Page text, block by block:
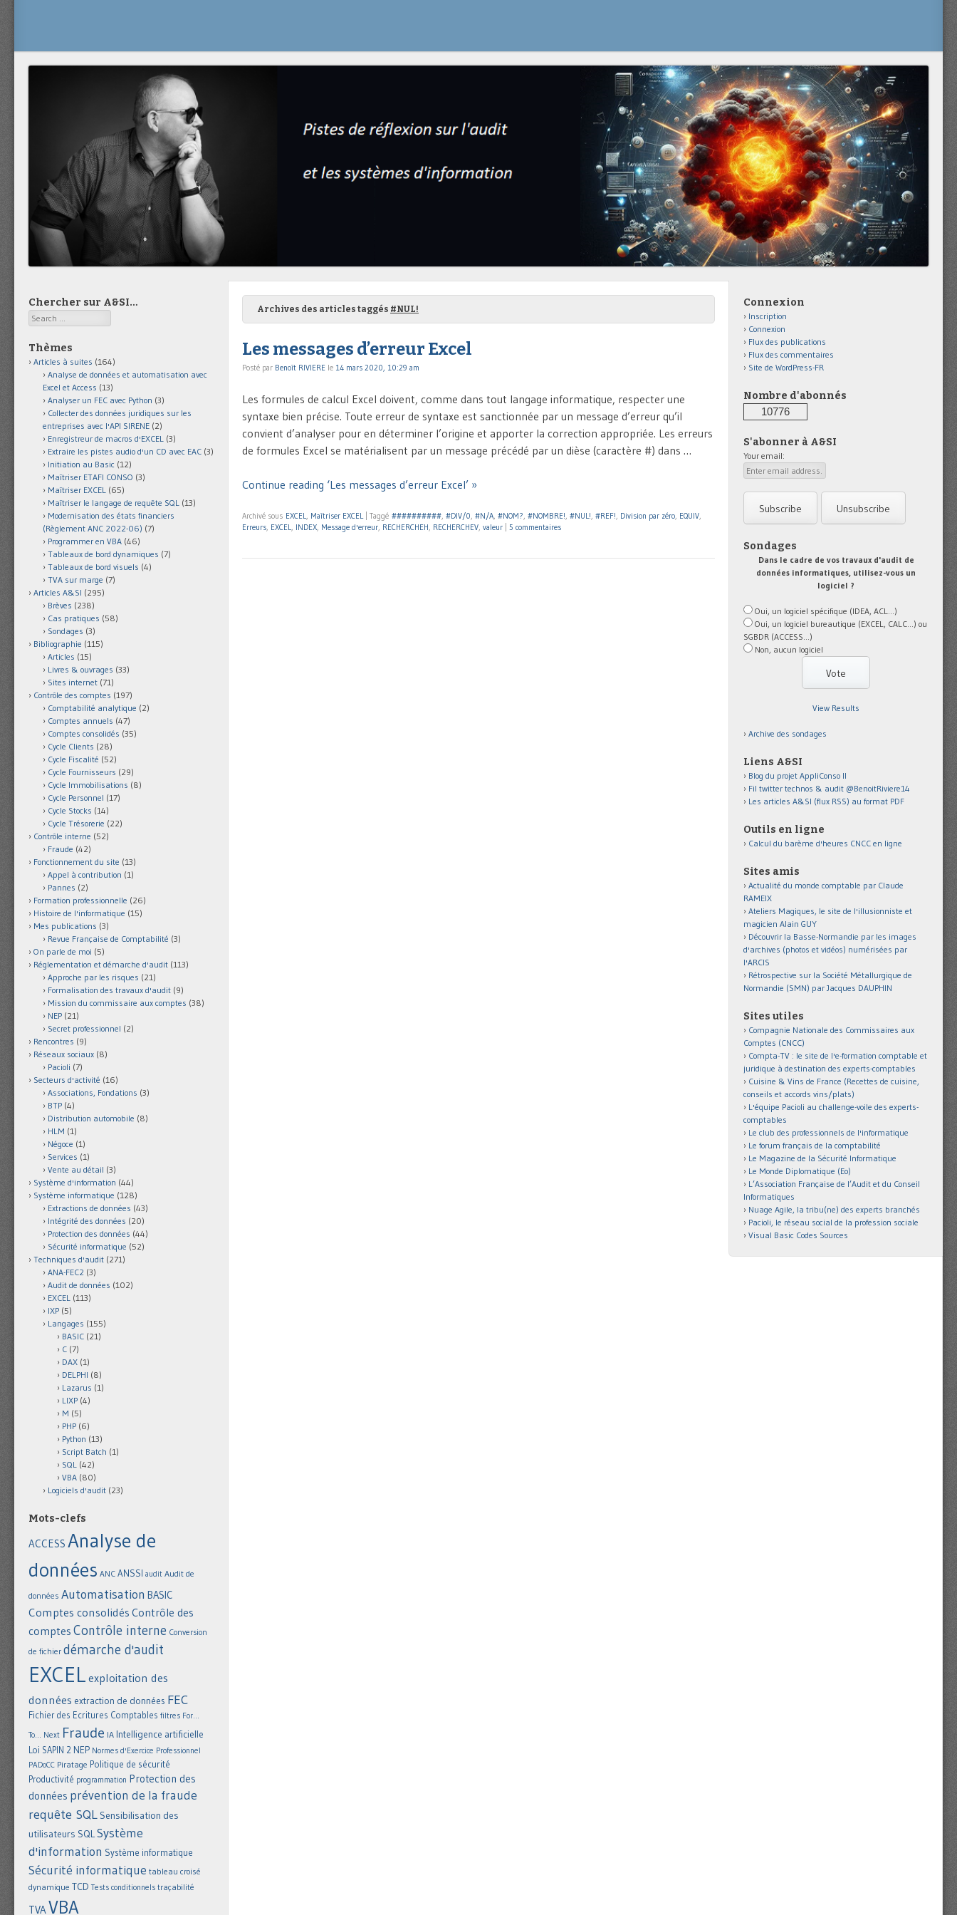
Archives des articles taggés #NUL!
Les messages d’erreur Excel
Posté par Benoît RIVIERE le 14 mars 2020, 10:29 am
Les formules de calcul Excel doivent, comme dans tout langage informatique, respecter une
syntaxe bien précise. Toute erreur de syntaxe est sanctionnée par un message d’erreur qu’il
convient d’analyser pour en déterminer l’origine et apporter la correction appropriée. Les erreurs
de formules Excel se matérialisent par un message précédé par un dièse (caractère #) dans …
Continue reading ‘Les messages d’erreur Excel’ »
Archivé sous EXCEL, Maîtriser EXCEL Taggé ##########, #DIV/0, #N/A, #NOM?, #NOMBRE!, #NUL!, #REF!, Division par zéro, EQUIV,
Erreurs, EXCEL, INDEX, Message d'erreur, RECHERCHEH, RECHERCHEV, valeur 5 commentaires
Chercher sur A&SI…
Search
Thèmes
Articles à suites (164)
Analyse de données et automatisation avec
Excel et Access (13)
Analyser un FEC avec Python (3)
Collecter des données juridiques sur les
entreprises avec l'API SIRENE (2)
Enregistreur de macros d'EXCEL (3)
Extraire les pistes audio d'un CD avec EAC (3)
Initiation au Basic (12)
Maîtriser ETAFI CONSO (3)
Maîtriser EXCEL (65)
Maîtriser le langage de requête SQL (13)
Modernisation des états financiers
(Règlement ANC 2022-06) (7)
Programmer en VBA (46)
Tableaux de bord dynamiques (7)
Tableaux de bord visuels (4)
TVA sur marge (7)
Articles A&SI (295)
Brèves (238)
Cas pratiques (58)
Sondages (3)
Bibliographie (115)
Articles (15)
Livres & ouvrages (33)
Sites internet (71)
Contrôle des comptes (197)
Comptabilité analytique (2)
Comptes annuels (47)
Comptes consolidés (35)
Cycle Clients (28)
Cycle Fiscalité (52)
Cycle Fournisseurs (29)
Cycle Immobilisations (8)
Cycle Personnel (17)
Cycle Stocks (14)
Cycle Trésorerie (22)
Contrôle interne (52)
Fraude (42)
Fonctionnement du site (13)
Appel à contribution (1)
Pannes (2)
Formation professionnelle (26)
Histoire de l'informatique (15)
Mes publications (3)
Revue Française de Comptabilité (3)
On parle de moi (5)
Réglementation et démarche d'audit (113)
Approche par les risques (21)
Formalisation des travaux d'audit (9)
Mission du commissaire aux comptes (38)
NEP (21)
Secret professionnel (2)
Rencontres (9)
Réseaux sociaux (8)
Pacioli (7)
Secteurs d'activité (16)
Associations, Fondations (3)
BTP (4)
Distribution automobile (8)
HLM (1)
Négoce (1)
Services (1)
Vente au détail (3)
Système d'information (44)
Système informatique (128)
Extractions de données (43)
Intégrité des données (20)
Protection des données (44)
Sécurité informatique (52)
Techniques d'audit (271)
ANA-FEC2 (3)
Audit de données (102)
EXCEL (113)
IXP (5)
Langages (155)
BASIC (21)
C (7)
DAX (1)
DELPHI (8)
Lazarus (1)
LIXP (4)
M (5)
PHP (6)
Python (13)
Script Batch (1)
SQL (42)
VBA (80)
Logiciels d'audit (23)
Mots-clefs
ACCESS Analyse de
données ANC ANSSI audit Audit de
données Automatisation BASIC
Comptes consolidés Contrôle des
comptes Contrôle interne Conversion
de fichier démarche d'audit
EXCEL exploitation des
données extraction de données FEC
Fichier des Ecritures Comptables filtres For...
To... Next Fraude IA Intelligence artificielle
Loi SAPIN 2 NEP Normes d'Exercice Professionnel
PADoCC Piratage Politique de sécurité
Productivité programmation Protection des
données prévention de la fraude
requête SQL Sensibilisation des
utilisateurs SQLSystème
d'information Système informatique
Sécurité informatique tableau croisé
dynamique TCD Tests conditionnels traçabilité
TVAVBA
Connexion
Inscription
Connexion
Flux des publications
Flux des commentaires
Site de WordPress-FR
Nombre d'abonnés
10776
S'abonner à A&SI
Your email:
Sondages
Dans le cadre de vos travaux d'audit de
données informatiques, utilisez-vous un
logiciel ?
Oui, un logiciel spécifique (IDEA, ACL...)
Oui, un logiciel bureautique (EXCEL, CALC...) ou
SGBDR (ACCESS...)
Non, aucun logiciel
View Results
Archive des sondages
Liens A&SI
Blog du projet AppliConso II
Fil twitter technos & audit @BenoitRiviere14
Les articles A&SI (flux RSS) au format PDF
Outils en ligne
Calcul du barème d'heures CNCC en ligne
Sites amis
Actualité du monde comptable par Claude
RAMEIX
Ateliers Magiques, le site de l'illusionniste et
magicien Alain GUY
Découvrir la Basse-Normandie par les images
d'archives (photos et vidéos) numérisées par
l'ARCIS
Rétrospective sur la Société Métallurgique de
Normandie (SMN) par Jacques DAUPHIN
Sites utiles
Compagnie Nationale des Commissaires aux
Comptes (CNCC)
Compta-TV : le site de l'e-formation comptable et
juridique à destination des experts-comptables
Cuisine & Vins de France (Recettes de cuisine,
conseils et accords vins/plats)
L'équipe Pacioli au challenge-voile des experts-
comptables
Le club des professionnels de l'informatique
Le forum français de la comptabilité
Le Magazine de la Sécurité Informatique
Le Monde Diplomatique (Eo)
L’Association Française de l’Audit et du Conseil
Informatiques
Nuage Agile, la tribu(ne) des experts branchés
Pacioli, le réseau social de la profession sociale
Visual Basic Codes Sources